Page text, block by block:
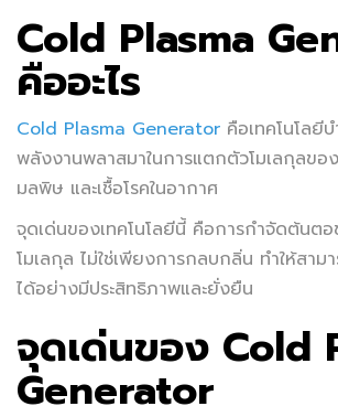
Cold Plasma
คืออะไร
Cold Plasma Generator คือเทคโนโลยี
พลังงานพลาสมาในการแตกตัวโมเลกุลขอ
มลพิษ และเชื้อโรคในอากาศ
จุดเด่นของเทคโนโลยีนี้ คือการกำจัดต้นตอ
โมเลกุล ไม่ใช่เพียงการกลบกลิ่น ทำให้สา
ได้อย่างมีประสิทธิภาพและยั่งยืน
จุดเด่นของ Cold
Generator